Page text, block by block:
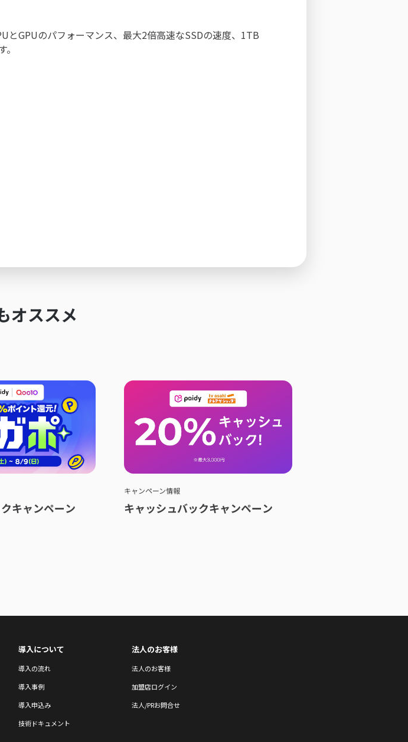
とGPUのパフォーマンス、最大2倍高速なSSDの速度、1TB
オススメ
キャンペーン
キャンペーン情報
キャッシュバックキャンペーン
導入について
導入の流れ
導入事例
導入申込み
技術ドキュメント
法人のお客様
法人のお客様
加盟店ログイン
法人/PRお問合せ